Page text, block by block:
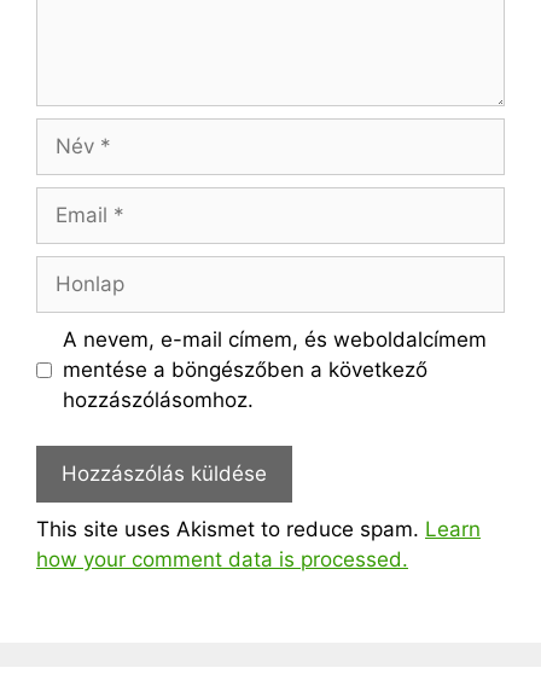
A nevem, e-mail címem, és weboldalcímem
mentése a böngészőben a következő
hozzászólásomhoz.
This site uses Akismet to reduce spam. Learn
how your comment data is processed.